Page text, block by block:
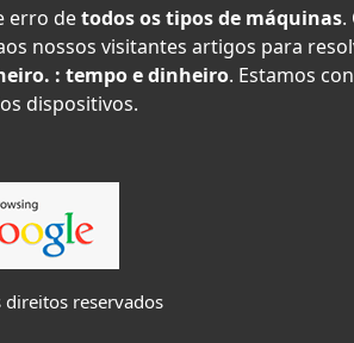
erro detodos os tipos de máquinas.
nossos visitantes artigos para
: tempo e dinheiro. Estamos
dispositivos.
reservados